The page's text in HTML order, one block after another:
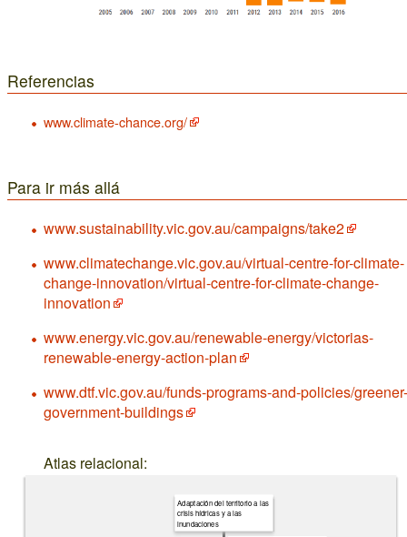
Referencias
www.climate-chance.org/
Para ir más allá
www.sustainability.vic.gov.au/campaigns/take2
www.climatechange.vic.gov.au/virtual-centre-for-climate-
change-innovation/virtual-centre-for-climate-change-
innovation
www.energy.vic.gov.au/renewable-energy/victorias-
renewable-energy-action-plan
www.dtf.vic.gov.au/funds-programs-and-policies/greener-
government-buildings
Atlas relacional:
Adaptación del territorio a las
crisis hídricas y a las
inundaciones